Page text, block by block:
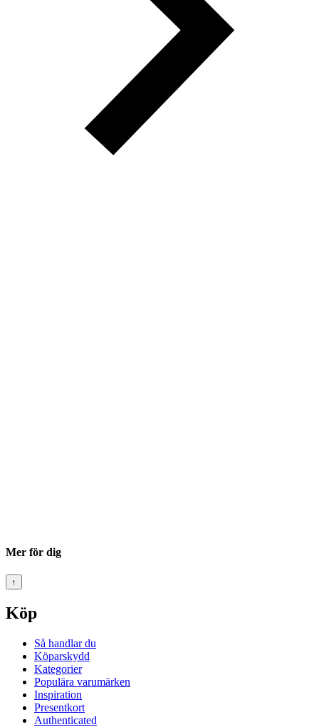
Mer för dig
↑
Köp
Så handlar du
Köparskydd
Kategorier
Populära varumärken
Inspiration
Presentkort
Authenticated